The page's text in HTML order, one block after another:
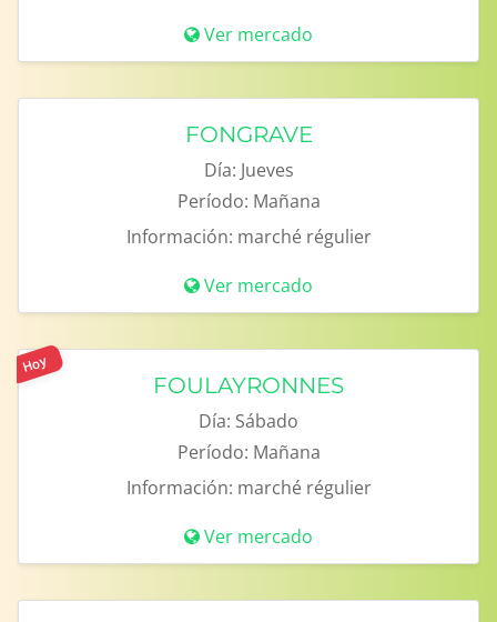
Ver mercado
FONGRAVE
Día: Jueves
Período: Mañana
Información: marché régulier
Ver mercado
Hoy
FOULAYRONNES
Día: Sábado
Período: Mañana
Información: marché régulier
Ver mercado